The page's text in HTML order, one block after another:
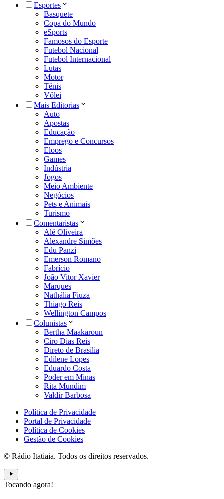
Esportes
Basquete
Copa do Mundo
eSports
Famosos do Esporte
Futebol Nacional
Futebol Internacional
Lutas
Motor
Tênis
Vôlei
Mais Editorias
Auto
Apostas
Educação
Emprego e Concursos
Eloos
Games
Indústria
Jogos
Meio Ambiente
Negócios
Pets e Animais
Turismo
Comentaristas
Alê Oliveira
Alexandre Simões
Edu Panzi
Emerson Romano
Fabrício
João Vitor Xavier
Marques
Nathália Fiuza
Thiago Reis
Wellington Campos
Colunistas
Bertha Maakaroun
Ciro Dias Reis
Direto de Brasília
Edilene Lopes
Eduardo Costa
Poder em Minas
Rita Mundim
Valdir Barbosa
Política de Privacidade
Portal de Privacidade
Política de Cookies
Gestão de Cookies
© Rádio Itatiaia. Todos os direitos reservados.
Tocando agora!